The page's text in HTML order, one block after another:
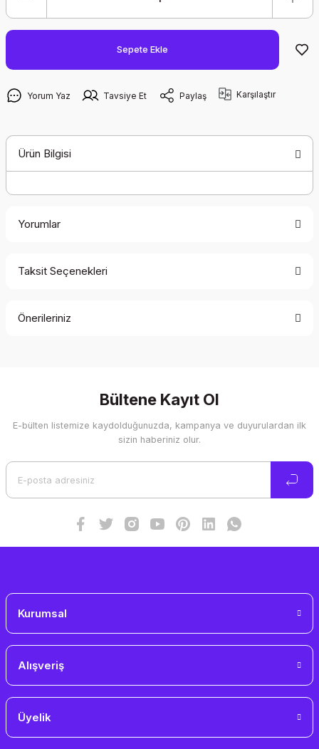
Sepete Ekle
Yorum Yaz Tavsiye Et Paylaş Karşılaştır
Ürün Bilgisi
Yorumlar
Taksit Seçenekleri
Önerileriniz
Görüş ve önerileriniz için teşekkür ederiz.
Ürün resmi kalitesiz, bozuk veya görüntülenemiyor.
Bültene Kayıt Ol
E-bülten listemize kaydolduğunuzda, kampanya ve duyurulardan ilk
sizin haberiniz olur.
Kurumsal
Alışveriş
Üyelik